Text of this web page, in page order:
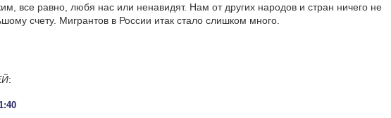
все равно, любя нас или ненавидят. Нам от других народов и стран ничего не
счету. Мигрантов в России итак стало слишком много.
: